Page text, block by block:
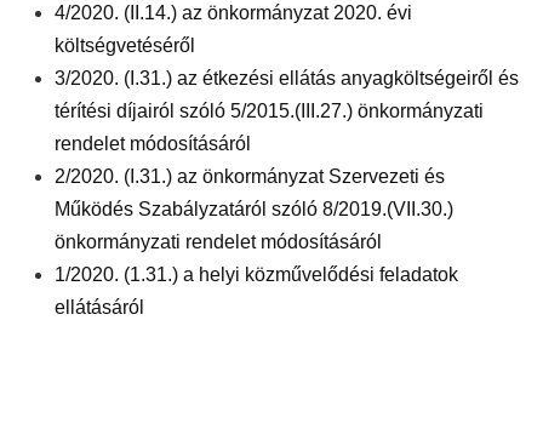
4/2020. (II.14.) az önkormányzat 2020. évi
költségvetéséről
3/2020. (I.31.) az étkezési ellátás anyagköltségeiről és
térítési díjairól szóló 5/2015.(III.27.) önkormányzati
rendelet módosításáról
2/2020. (I.31.) az önkormányzat Szervezeti és
Működés Szabályzatáról szóló 8/2019.(VII.30.)
önkormányzati rendelet módosításáról
1/2020. (1.31.) a helyi közművelődési feladatok
ellátásáról